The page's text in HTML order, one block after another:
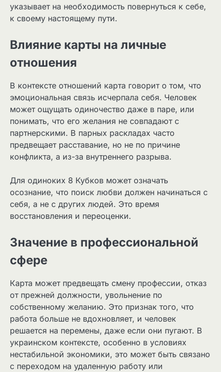
указывает на необходимость повернуться к себе,
к своему настоящему пути.
Влияние карты на личные
отношения
В контексте отношений карта говорит о том, что
эмоциональная связь исчерпала себя. Человек
может ощущать одиночество даже в паре, или
понимать, что его желания не совпадают с
партнерскими. В парных раскладах часто
предвещает расставание, но не по причине
конфликта, а из-за внутреннего разрыва.
Для одиноких 8 Кубков может означать
осознание, что поиск любви должен начинаться с
себя, а не с других людей. Это время
восстановления и переоценки.
Значение в профессиональной
сфере
Карта может предвещать смену профессии, отказ
от прежней должности, увольнение по
собственному желанию. Это признак того, что
работа больше не вдохновляет, и человек
решается на перемены, даже если они пугают. В
украинском контексте, особенно в условиях
нестабильной экономики, это может быть связано
с переходом на удаленную работу или